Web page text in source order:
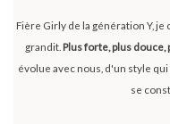
Fière Girly de la génération Y,
grandit. Plus forte, plus douce,
évolue avec nous, d'un style
se